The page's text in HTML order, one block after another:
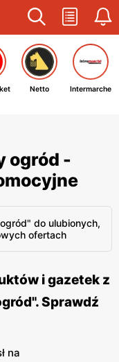
Netto Intermarche
ogród -
do ulubionych,
ofertach
i gazetek z
Sprawdź
na